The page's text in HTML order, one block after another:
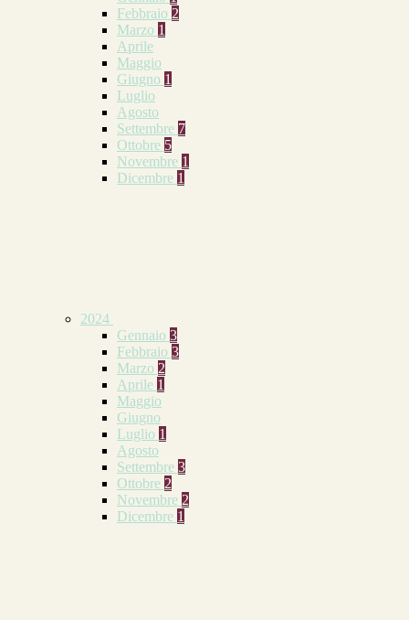
Febbraio 2
Marzo 1
Aprile
Maggio
Giugno 1
Luglio
Agosto
Settembre 7
Ottobre 5
Novembre 1
Dicembre 1
2024
Gennaio 3
Febbraio 3
Marzo 2
Aprile 1
Maggio
Giugno
Luglio 1
Agosto
Settembre 3
Ottobre 2
Novembre 2
Dicembre 1